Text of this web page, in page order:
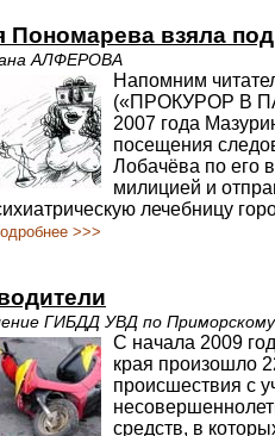
Пономарева взяла
АЛФЕРОВА
Напомним
(«ПРОКУРОР В
2007 года
посещения
Лобачёва по его
милицией и
лечебницу
>>>
ГИБДД УВД по
С начала 2009
края произошло
происшествия с
средств, в